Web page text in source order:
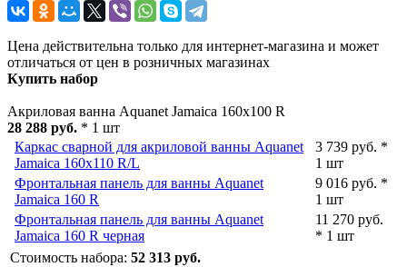
Цена действительна только для интернет-магазина и может
отличаться от цен в розничных магазинах
Купить набор
Акриловая ванна Aquanet Jamaica 160x100 R
28 288 руб. * 1 шт
Каркас сварной для акриловой ванны Aquanet
Jamaica 160x110 R/L
3 739 руб. *
1 шт
Фронтальная панель для ванны Aquanet
Jamaica 160 R
9 016 руб. *
1 шт
Фронтальная панель для ванны Aquanet
Jamaica 160 R черная
11 270 руб.
* 1 шт
Стоимость набора: 52 313 руб.